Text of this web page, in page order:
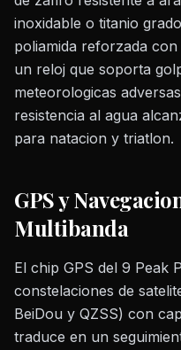
inoxidable o titanio
poliamida reforzada
un reloj que soporta
meteorologicas
resistencia al agua
para natacion y triatlon.
GPS y
Multibanda
El chip GPS del 9 Peak
constelaciones de
BeiDou y QZSS) con
traduce en un